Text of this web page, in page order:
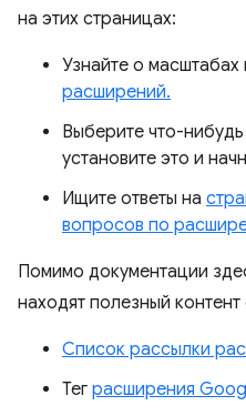
на этих страницах:
Узнайте о масштабах
расширений.
Выберите что-
установите это и
Ищите ответы на
вопросов по
Помимо документации
находят полезный
Список рассылки
Тег расширения